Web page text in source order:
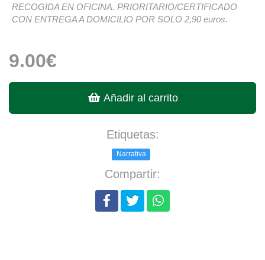
RECOGIDA EN OFICINA. PRIORITARIO/CERTIFICADO
CON ENTREGA A DOMICILIO POR SOLO 2,90 euros.
9.00€
Añadir al carrito
Etiquetas:
Narrativa
Compartir: